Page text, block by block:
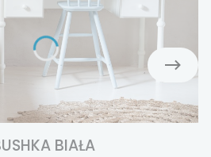
BIAŁA